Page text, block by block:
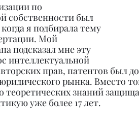
по
собственности был
я подбирала тему
Мой
подсказал мне эту
интеллектуальной
прав, патентов был
рынка. Вместо
теоретических знаний
уже более 17 лет.